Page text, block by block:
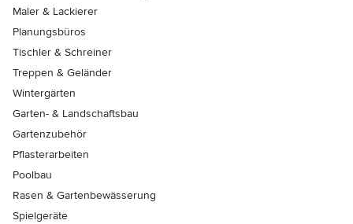
Maler & Lackierer
Planungsbüros
Tischler & Schreiner
Treppen & Geländer
Wintergärten
Garten- & Landschaftsbau
Gartenzubehör
Pflasterarbeiten
Poolbau
Rasen & Gartenbewässerung
Spielgeräte